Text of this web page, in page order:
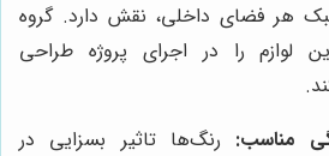
هر فضای داخلی، نقش دارد. گروه
لوازم را در اجرای پروژه طراحی
مناسب: رنگ‌ها تاثیر بسزایی در